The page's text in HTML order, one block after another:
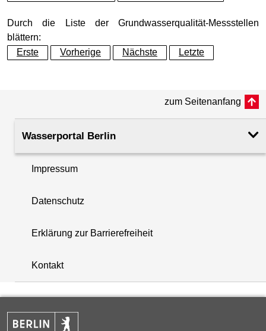
Dynamische Grafik
Grundwasserleiter Hauptgrundwasserleiter
Geländeoberkante (GOK)
52.64
53.13
Filterunterkante
+
−
Durch die Liste der Grundwasserqualität-Messstellen
blättern:
Erste
Vorherige Nächste Letzte
zum Seitenanfang
Wasserportal Berlin
Impressum
Datenschutz
Erklärung zur Barrierefreiheit
Kontakt